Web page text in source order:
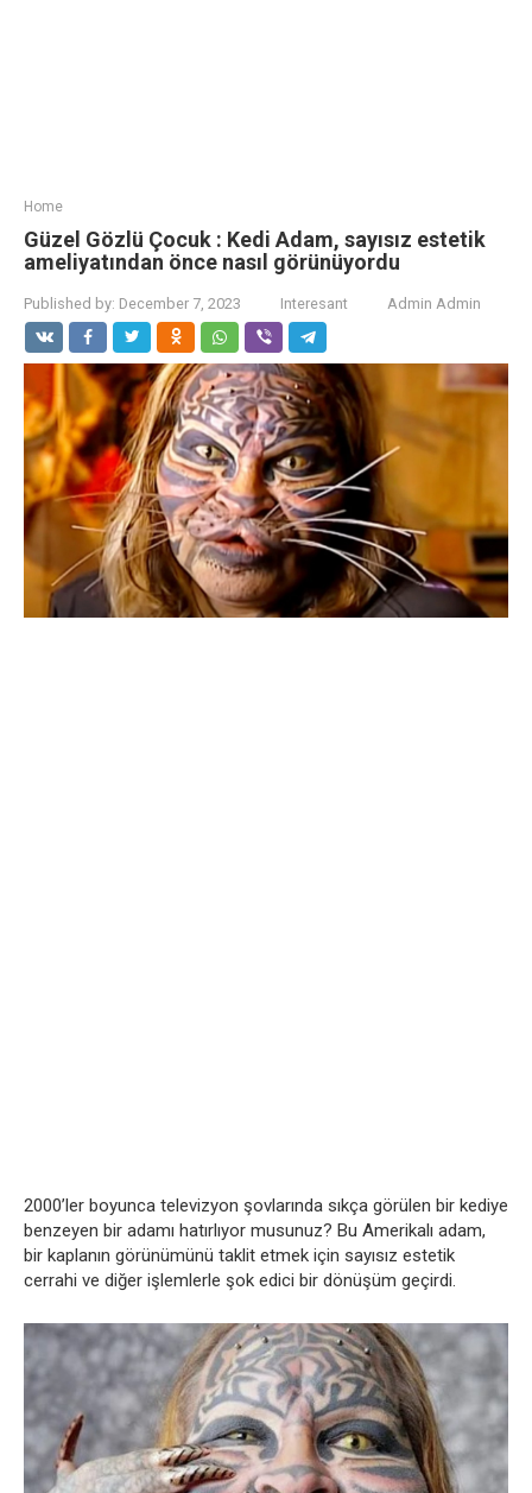
Home
Güzel Gözlü Çocuk : Kedi Adam, sayısız estetik
ameliyatından önce nasıl görünüyordu
Published by: December 7, 2023 Interesant Admin Admin
2000’ler boyunca televizyon şovlarında sıkça görülen bir kediye
benzeyen bir adamı hatırlıyor musunuz? Bu Amerikalı adam,
bir kaplanın görünümünü taklit etmek için sayısız estetik
cerrahi ve diğer işlemlerle şok edici bir dönüşüm geçirdi.